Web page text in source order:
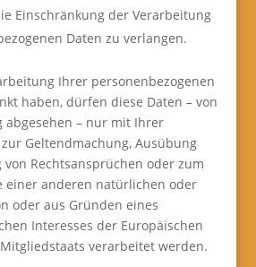
Einschränkung der Verarbeitung
Daten zu verlangen.
Ihrer personenbezogenen
haben, dürfen diese Daten – von
abgesehen – nur mit Ihrer
Geltendmachung, Ausübung
Rechtsansprüchen oder zum
einer anderen natürlichen oder
oder aus Gründen eines
Interesses der Europäischen
verarbeitet werden.